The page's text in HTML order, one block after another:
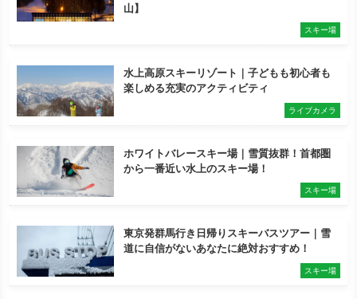
山】
スキー場
水上高原スキーリゾート｜子どもも初心者も
楽しめる充実のアクティビティ
ライブカメラ
ホワイトバレースキー場｜雪質抜群！首都圏
から一番近い水上のスキー場！
スキー場
東京発群馬行き日帰りスキーバスツアー｜雪
道に自信がないあなたに絶対おすすめ！
スキー場